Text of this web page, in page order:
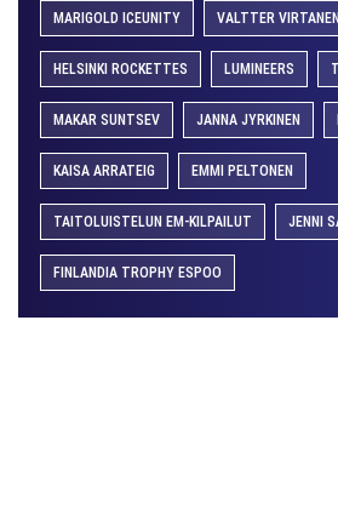
MARIGOLD ICEUNITY VALTTER VIRTANEN
HELSINKI ROCKETTES LUMINEERS
MAKAR SUNTSEV JANNA JYRKINEN
KAISA ARRATEIG EMMI PELTONEN
TAITOLUISTELUN EM-KILPAILUT JENNI
FINLANDIA TROPHY ESPOO